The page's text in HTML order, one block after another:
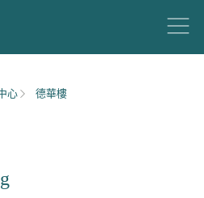
心 德華樓